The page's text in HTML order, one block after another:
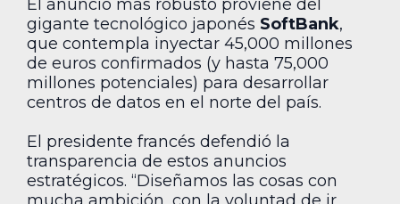
El anuncio más robusto proviene del
gigante tecnológico japonés SoftBank,
que contempla inyectar 45,000 millones
de euros confirmados (y hasta 75,000
millones potenciales) para desarrollar
centros de datos en el norte del país.
El presidente francés defendió la
transparencia de estos anuncios
estratégicos. “Diseñamos las cosas con